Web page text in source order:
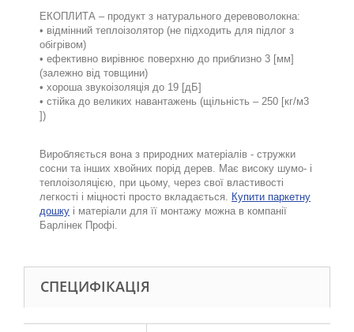
ЕКОПЛИТА – продукт з натурального деревоволокна:
• відмінний теплоізолятор (не підходить для підлог з
обігрівом)
• ефективно вирівнює поверхню до приблизно 3 [мм]
(залежно від товщини)
• хороша звукоізоляція до 19 [дБ]
• стійка до великих навантажень (щільність – 250 [кг/м3
])
Виробляється вона з природних матеріалів - стружки
сосни та інших хвойних порід дерев. Має високу шумо- і
теплоізоляцією, при цьому, через свої властивості
легкості і міцності просто вкладається. Купити паркетну
дошку і матеріали для її монтажу можна в компанії
Барлінек Профі.
СПЕЦИФІКАЦІЯ